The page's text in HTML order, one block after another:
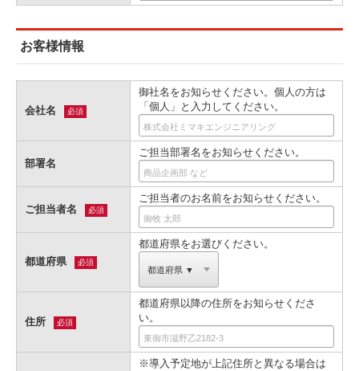
お客様情報
会社名 必須
御社名をお知らせください。個人の方は
「個人」と入力してください。
部署名
ご担当部署名をお知らせください。
ご担当者名 必須
ご担当者のお名前をお知らせください。
都道府県 必須
都道府県をお選びください。
住所 必須
都道府県以降の住所をお知らせくださ
い。
※導入予定地が上記住所と異なる場合は